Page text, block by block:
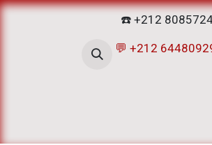
Se rendre au contenu
☎️ +212
💬 +212